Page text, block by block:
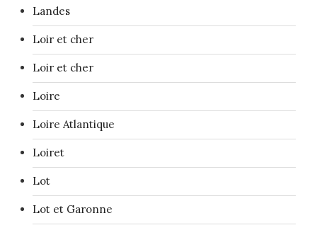
Landes
Loir et cher
Loir et cher
Loire
Loire Atlantique
Loiret
Lot
Lot et Garonne